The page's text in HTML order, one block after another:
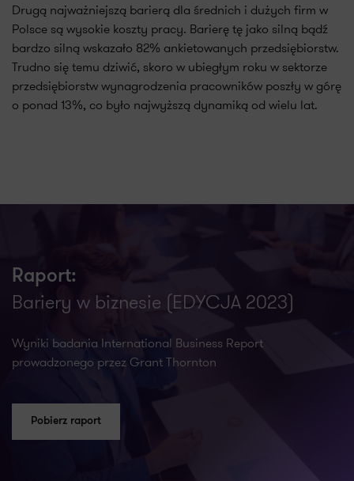
Drugą najważniejszą barierą dla średnich i dużych firm w
Polsce są wysokie koszty pracy. Barierę tę jako silną bądź
bardzo silną wskazało 82% ankietowanych przedsiębiorstw.
Trudno się temu dziwić, skoro w ubiegłym roku w sektorze
przedsiębiorstw wynagrodzenia pracowników poszły w górę
o ponad 13%, co było najwyższą dynamiką od wielu lat.
Raport:
Bariery w biznesie (EDYCJA 2023)
Wyniki badania International Business Report
prowadzonego przez Grant Thornton
Pobierz raport